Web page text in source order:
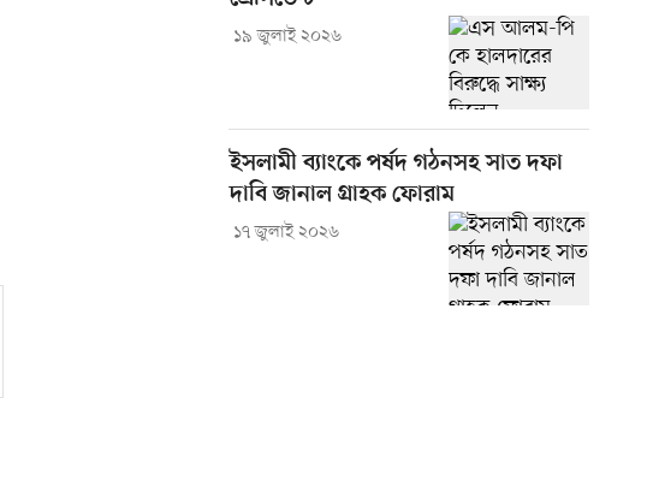
১৯ জুলাই ২০২৬
ইসলামী ব্যাংকে পর্ষদ গঠনসহ সাত দফা
দাবি জানাল গ্রাহক ফোরাম
১৭ জুলাই ২০২৬